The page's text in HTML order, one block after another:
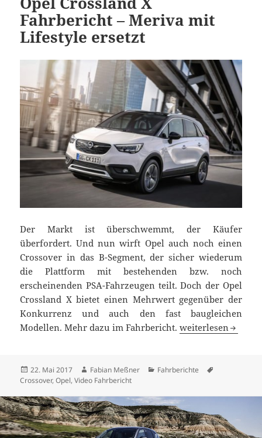
Fahrbericht – Meriva mit
Lifestyle ersetzt
Der Markt ist überschwemmt, der Käufer
überfordert. Und nun wirft Opel auch noch einen
Crossover in das B-Segment, der sicher wiederum
die Plattform mit bestehenden bzw. noch
erscheinenden PSA-Fahrzeugen teilt. Doch der Opel
Crossland X bietet einen Mehrwert gegenüber der
Konkurrenz und auch den fast baugleichen
Modellen. Mehr dazu im Fahrbericht.Opel Crossland X
weiterlesen
Veröffentlicht
am
22. Mai 2017 Autor
Fabian Meßner Kategorien
Fahrberichte
Crossover,Opel,Video Fahrbericht